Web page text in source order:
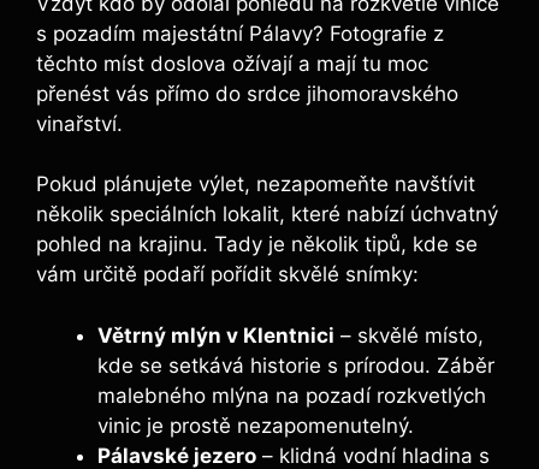
s pozadím majestátní Pálavy? Fotografie z
těchto míst doslova ožívají a mají tu moc
přenést vás přímo do srdce jihomoravského
vinařství.
Pokud plánujete výlet, nezapomeňte navštívit
několik speciálních lokalit, které nabízí úchvatný
pohled na krajinu. Tady je několik tipů, kde se
vám určitě podaří pořídit skvělé snímky:
Větrný mlýn v Klentnici – skvělé místo,
kde se setkává historie s prírodou. Záběr
malebného mlýna na pozadí rozkvetlých
vinic je prostě nezapomenutelný.
Pálavské jezero – klidná vodní hladina s